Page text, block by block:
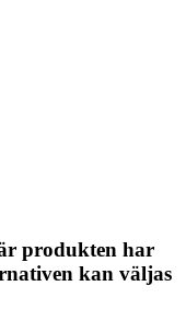
produkten har
kan väljas